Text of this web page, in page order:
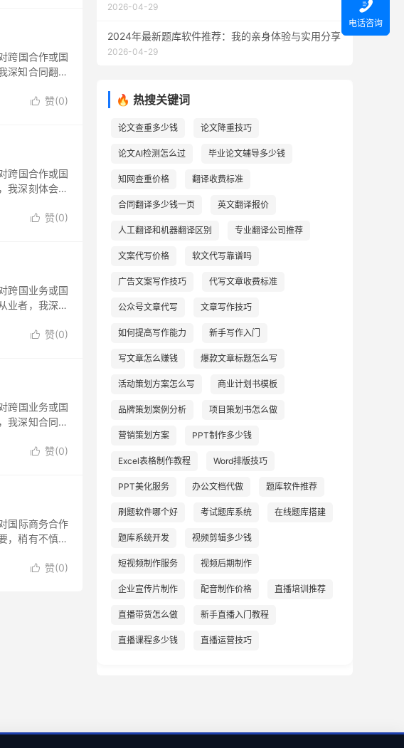
跨国合作或国
深知合同翻译
 赞(0)
跨国合作或国
我深刻体会到
 赞(0)
跨国业务或国
业者，我深知
 赞(0)
跨国业务或国
我深知合同翻
 赞(0)
国际商务合作
，稍有不慎就
 赞(0)
2026-04-29
2024年最新题库软件推荐：我的亲身体验与实用分享
2026-04-29
🔥 热搜关键词
论文查重多少钱 论文降重技巧
论文AI检测怎么过 毕业论文辅导多少钱
知网查重价格 翻译收费标准
合同翻译多少钱一页 英文翻译报价
人工翻译和机器翻译区别 专业翻译公司推荐
文案代写价格 软文代写靠谱吗
广告文案写作技巧 代写文章收费标准
公众号文章代写 文章写作技巧
如何提高写作能力 新手写作入门
写文章怎么赚钱 爆款文章标题怎么写
活动策划方案怎么写 商业计划书模板
品牌策划案例分析 项目策划书怎么做
营销策划方案 PPT制作多少钱
Excel表格制作教程 Word排版技巧
PPT美化服务 办公文档代做 题库软件推荐
刷题软件哪个好 考试题库系统 在线题库搭建
题库系统开发 视频剪辑多少钱
短视频制作服务 视频后期制作
企业宣传片制作 配音制作价格 直播培训推荐
直播带货怎么做 新手直播入门教程
直播课程多少钱 直播运营技巧

电话咨询